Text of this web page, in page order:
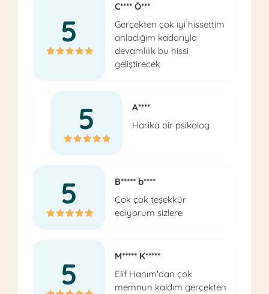
5
C**** Ö***
Gerçekten çok iyi hissettim
anladığım kadarıyla
devamlılık bu hissi
geliştirecek
5
A****
Harika bir psikolog
5
B***** b****
Çok çok teşekkür
ediyorum sizlere
5
M***** K*****
Elif Hanım'dan çok
memnun kaldım gerçekten